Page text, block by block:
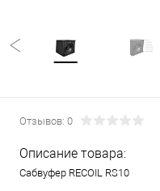
Отзывов: 0
Описание товара:
Сабвуфер RECOIL RS10